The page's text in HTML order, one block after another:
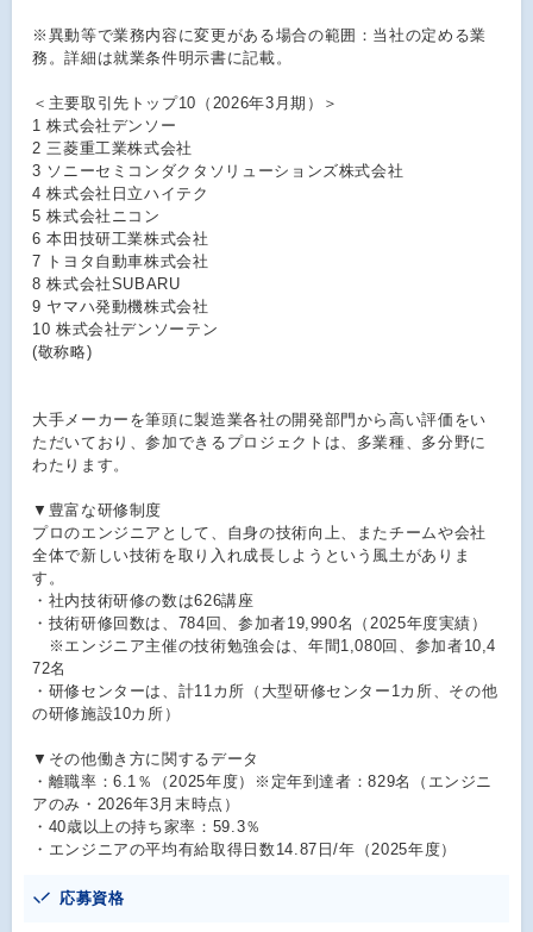
※異動等で業務内容に変更がある場合の範囲：当社の定める業
務。詳細は就業条件明示書に記載。
＜主要取引先トップ10（2026年3月期）＞
1 株式会社デンソー
2 三菱重工業株式会社
3 ソニーセミコンダクタソリューションズ株式会社
4 株式会社日立ハイテク
5 株式会社ニコン
6 本田技研工業株式会社
7 トヨタ自動車株式会社
8 株式会社SUBARU
9 ヤマハ発動機株式会社
10 株式会社デンソーテン
(敬称略)
大手メーカーを筆頭に製造業各社の開発部門から高い評価をい
ただいており、参加できるプロジェクトは、多業種、多分野に
わたります。
▼豊富な研修制度
プロのエンジニアとして、自身の技術向上、またチームや会社
全体で新しい技術を取り入れ成長しようという風土がありま
す。
・社内技術研修の数は626講座
・技術研修回数は、784回、参加者19,990名（2025年度実績）
※エンジニア主催の技術勉強会は、年間1,080回、参加者10,4
72名
・研修センターは、計11カ所（大型研修センター1カ所、その他
の研修施設10カ所）
▼その他働き方に関するデータ
・離職率：6.1％（2025年度）※定年到達者：829名（エンジニ
アのみ・2026年3月末時点）
・40歳以上の持ち家率：59.3％
・エンジニアの平均有給取得日数14.87日/年（2025年度）
応募資格